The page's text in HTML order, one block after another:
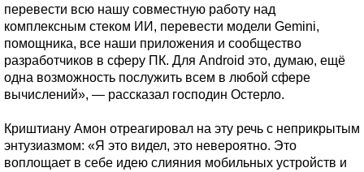
перевести всю нашу совместную работу над
комплексным стеком ИИ, перевести модели Gemini,
помощника, все наши приложения и сообщество
разработчиков в сферу ПК. Для Android это, думаю, ещё
одна возможность послужить всем в любой сфере
вычислений», — рассказал господин Остерло.
Криштиану Амон отреагировал на эту речь с неприкрытым
энтузиазмом: «Я это видел, это невероятно. Это
воплощает в себе идею слияния мобильных устройств и